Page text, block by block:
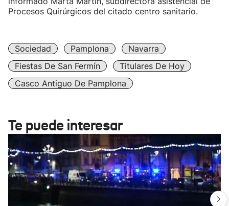
Procesos Quirúrgicos del citado centro sanitario.
Sociedad Pamplona
Navarra
Fiestas De San Fermín
Titulares De Hoy
Casco Antiguo De Pamplona
Te puede interesar